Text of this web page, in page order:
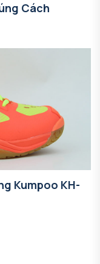
Cách
Kumpoo KH-